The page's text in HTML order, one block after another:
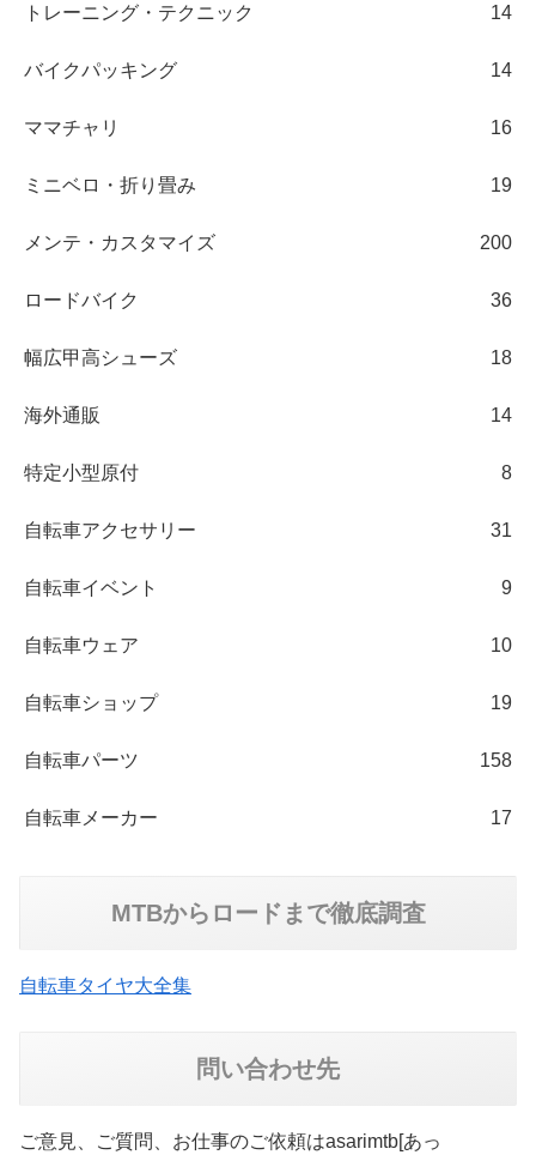
トレーニング・テクニック 14
バイクパッキング 14
ママチャリ 16
ミニベロ・折り畳み 19
メンテ・カスタマイズ 200
ロードバイク 36
幅広甲高シューズ 18
海外通販 14
特定小型原付 8
自転車アクセサリー 31
自転車イベント 9
自転車ウェア 10
自転車ショップ 19
自転車パーツ 158
自転車メーカー 17
MTBからロードまで徹底調査
自転車タイヤ大全集
問い合わせ先
ご意見、ご質問、お仕事のご依頼はasarimtb[あっ